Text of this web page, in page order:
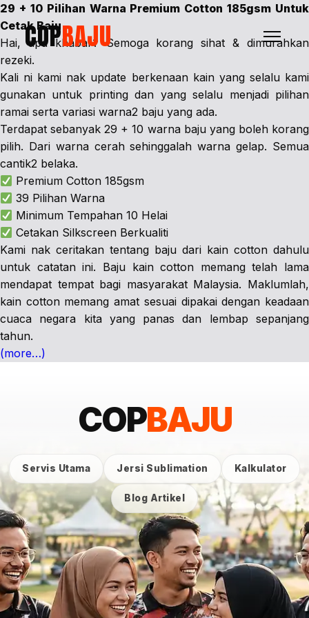
COPBAJU
29 + 10 Pilihan Warna Premium Cotton 185gsm Untuk
Cetak Baju
Hai, apa khabar? Semoga korang sihat & dimurahkan
rezeki.
Kali ni kami nak update berkenaan kain yang selalu kami
gunakan untuk printing dan yang selalu menjadi pilihan
ramai serta variasi warna2 baju yang ada.
Terdapat sebanyak 29 + 10 warna baju yang boleh korang
pilih. Dari warna cerah sehinggalah warna gelap. Semua
cantik2 belaka.
Premium Cotton 185gsm
39 Pilihan Warna
Minimum Tempahan 10 Helai
Cetakan Silkscreen Berkualiti
Kami nak ceritakan tentang baju dari kain cotton dahulu
untuk catatan ini. Baju kain cotton memang telah lama
mendapat tempat bagi masyarakat Malaysia. Maklumlah,
kain cotton memang amat sesuai dipakai dengan keadaan
cuaca negara kita yang panas dan lembap sepanjang
tahun.
(more…)
COPBAJU
Servis Utama Jersi Sublimation Kalkulator
Blog Artikel